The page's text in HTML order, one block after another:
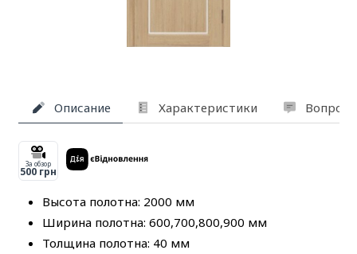
Описание Характеристики
За обзор
500 грн
Высота полотна: 2000 мм
Ширина полотна: 600,700,800,900 мм
Толщина полотна: 40 мм